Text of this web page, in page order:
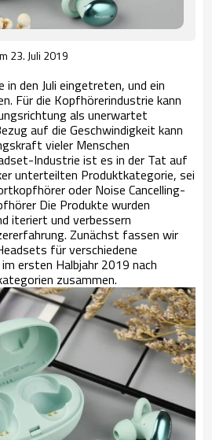
23. Juli 2019
den Juli eingetreten, und ein
Für die Kopfhörerindustrie kann
als unerwartet
auf die Geschwindigkeit kann
vieler Menschen
Industrie ist es in der Tat auf
unterteilten Produktkategorie, sei
oder Noise Cancelling-
Die Produkte wurden
iteriert und verbessern
Zunächst fassen wir
für verschiedene
ersten Halbjahr 2019 nach
zusammen.